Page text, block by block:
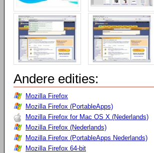
Andere edities:
Mozilla Firefox
Mozilla Firefox (PortableApps)
Mozilla Firefox for Mac OS X (Nederlands)
Mozilla Firefox (Nederlands)
Mozilla Firefox (PortableApps Nederlands)
Mozilla Firefox 64-bit